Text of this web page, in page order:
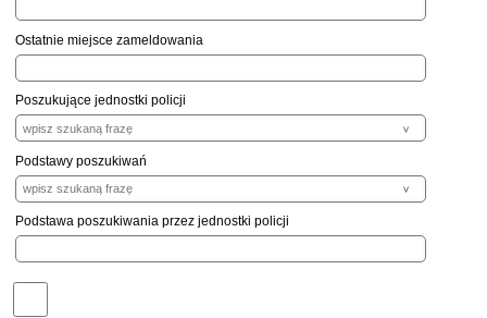
Ostatnie miejsce zameldowania
Poszukujące jednostki policji
Podstawy poszukiwań
Podstawa poszukiwania przez jednostki policji